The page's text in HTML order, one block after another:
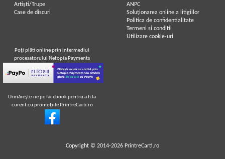
Artiști/Trupe
Case de discuri
ANPC
Soluționarea online a litigiilor
Politica de confidentialitate
Termeni si conditii
Utilizare cookie-uri
Poţi plăti online prin intermediul
procesatorului Netopia Payments
Urmăreşte-ne pe facebook pentru a fi la
curent cu promoţiile PrintreCarti.ro
Copyright © 2014-2026 PrintreCarti.ro